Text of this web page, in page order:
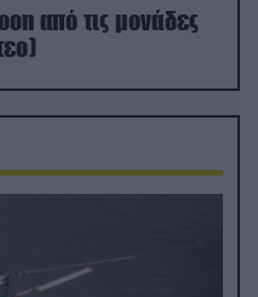
από τις μονάδες